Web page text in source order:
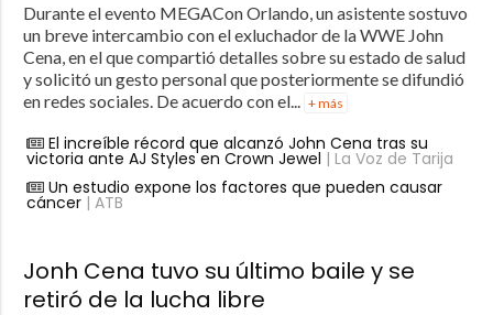
Durante el evento MEGACon Orlando, un asistente sostuvo
un breve intercambio con el exluchador de la WWE John
Cena, en el que compartió detalles sobre su estado de salud
y solicitó un gesto personal que posteriormente se difundió
en redes sociales. De acuerdo con el...
+ más
El increíble récord que alcanzó John Cena tras su
victoria ante AJ Styles en Crown Jewel | La Voz de Tarija
Un estudio expone los factores que pueden causar
cáncer| ATB
Jonh Cena tuvo su último baile y se
retiró de la lucha libre